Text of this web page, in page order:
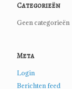
Categorieën
Geen categorieën
Meta
Login
Berichten feed